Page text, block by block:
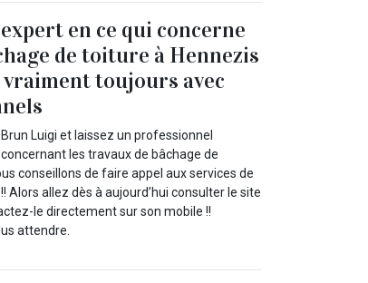
en ce qui concerne
de toiture à Hennezis
vraiment toujours avec
Luigi et laissez un professionnel
les travaux de bâchage de
conseillons de faire appel aux services de
Alors allez dès à aujourd’hui consulter le site
le directement sur son mobile !!
attendre.